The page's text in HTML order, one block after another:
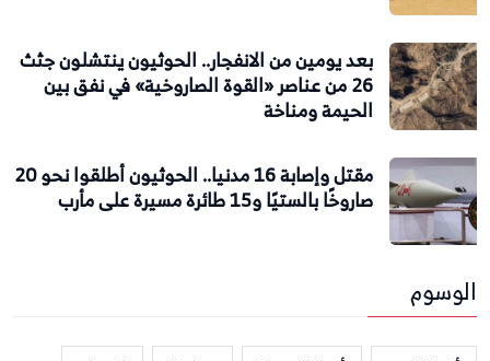
بعد يومين من الانفجار.. الحوثيون ينتشلون جثث
26 من عناصر «القوة الصاروخية» في نفق بين
الحيمة ومناخة
مقتل وإصابة 16 مدنيا.. الحوثيون أطلقوا نحو 20
صاروخًا بالستيًا و15 طائرة مسيرة على مأرب
الوسوم